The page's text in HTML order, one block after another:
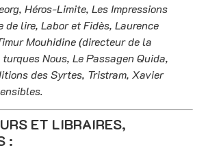
Héros-Limite, Les Impressions
de lire, Labor et Fidès, Laurence
Mouhidine (directeur de la
Nous, Le Passagen Quida,
des Syrtes, Tristram, Xavier
ET LIBRAIRES,
: